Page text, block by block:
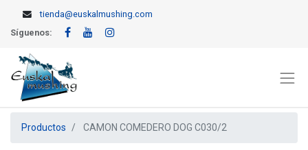
tienda@euskalmushing.com
Síguenos:
Productos CAMON COMEDERO DOG C030/2